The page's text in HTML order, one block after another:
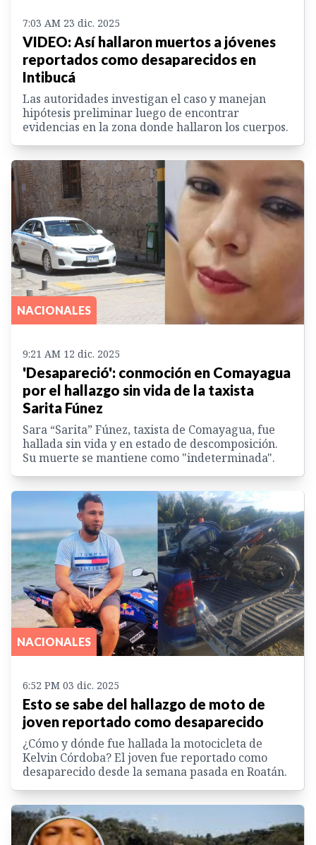
7:03 AM 23 dic. 2025
VIDEO: Así hallaron muertos a jóvenes
reportados como desaparecidos en
Intibucá
Las autoridades investigan el caso y manejan
hipótesis preliminar luego de encontrar
evidencias en la zona donde hallaron los cuerpos.
NACIONALES
9:21 AM 12 dic. 2025
'Desapareció': conmoción en Comayagua
por el hallazgo sin vida de la taxista
Sarita Fúnez
Sara “Sarita” Fúnez, taxista de Comayagua, fue
hallada sin vida y en estado de descomposición.
Su muerte se mantiene como "indeterminada".
NACIONALES
6:52 PM 03 dic. 2025
Esto se sabe del hallazgo de moto de
joven reportado como desaparecido
¿Cómo y dónde fue hallada la motocicleta de
Kelvin Córdoba? El joven fue reportado como
desaparecido desde la semana pasada en Roatán.